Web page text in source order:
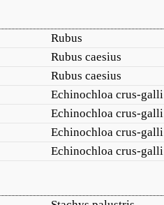
Rubus
Rubus caesius
Rubus caesius
Echinochloa crus-galli
Echinochloa crus-galli
Echinochloa crus-galli
Echinochloa crus-galli